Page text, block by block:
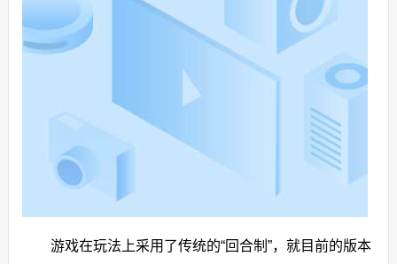
游戏在玩法上采用了传统的“回合制”，就目前的版本